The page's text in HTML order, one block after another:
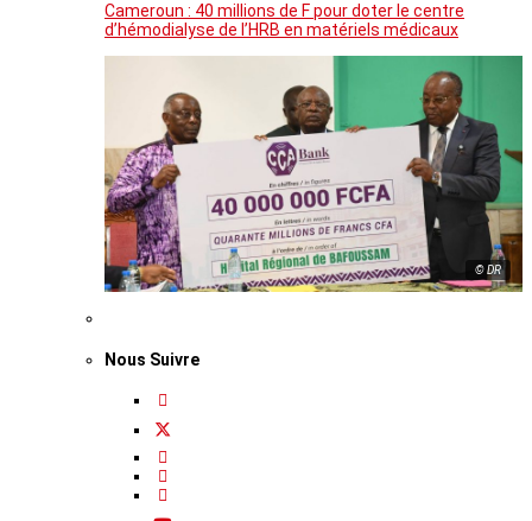
Cameroun : 40 millions de F pour doter le centre
d’hémodialyse de l’HRB en matériels médicaux
© DR
Nous Suivre